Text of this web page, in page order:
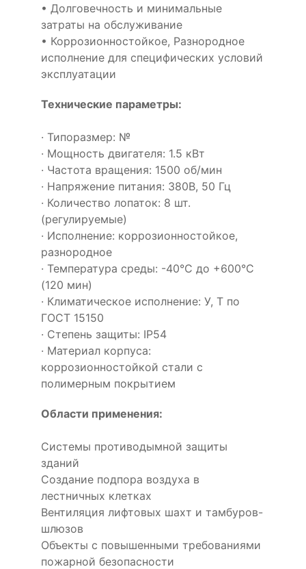
• Долговечность и минимальные
затраты на обслуживание
• Коррозионностойкое, Разнородное
исполнение для специфических условий
эксплуатации
Технические параметры:
· Типоразмер: №
· Мощность двигателя: 1.5 кВт
· Частота вращения: 1500 об/мин
· Напряжение питания: 380В, 50 Гц
· Количество лопаток: 8 шт.
(регулируемые)
· Исполнение: коррозионностойкое,
разнородное
· Температура среды: -40°С до +600°С
(120 мин)
· Климатическое исполнение: У, Т по
ГОСТ 15150
· Степень защиты: IP54
· Материал корпуса:
коррозионностойкой стали с
полимерным покрытием
Области применения:
Системы противодымной защиты
зданий
Создание подпора воздуха в
лестничных клетках
Вентиляция лифтовых шахт и тамбуров-
шлюзов
Объекты с повышенными требованиями
пожарной безопасности